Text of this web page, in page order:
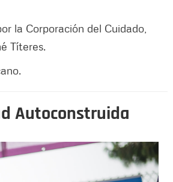
la Corporación del Cuidado,
Títeres.
Autoconstruida